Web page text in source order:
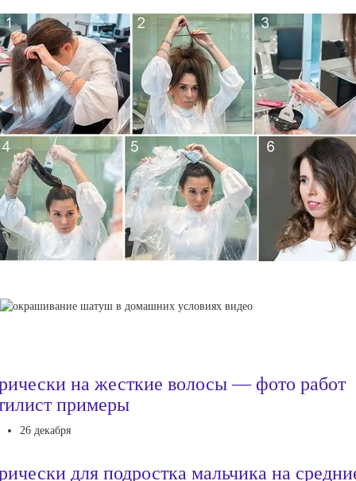
на жесткие волосы — фото работ
примеры
26 декабря
для подростка мальчика на